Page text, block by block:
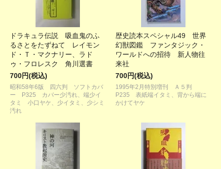
ドラキュラ伝説 吸血鬼のふ
るさとをたずねて レイモン
ド・Ｔ・マクナリー、ラド
ゥ・フロレスク 角川選書
700円(税込)
昭和58年6版 四六判 ソフトカバ
ー P325 カバー少汚れ、端少イ
タミ 小口ヤケ、少イタミ、少シミ
汚れ
歴史読本スペシャル49 世界
幻獣図鑑 ファンタジック・
ワールドへの招待 新人物往
来社
700円(税込)
1995年2月特別増刊 Ａ５判
P235 表紙端イタミ、背から端に
かけてヤケ